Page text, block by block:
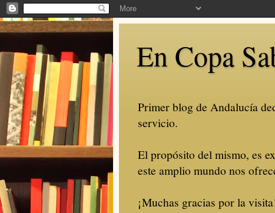
En Copa
Primer blog de Andalucía
servicio.
El propósito del mismo, es
este amplio mundo nos
¡Muchas gracias por la